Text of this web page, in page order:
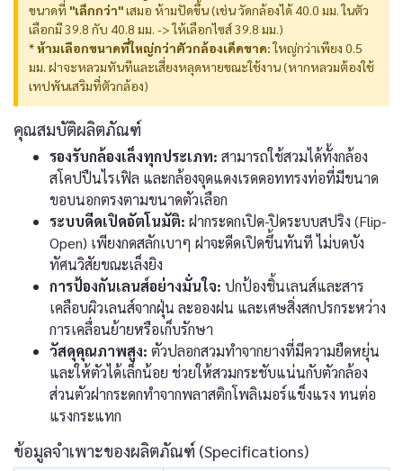
ขนาดที่ "เล็กกว่า"เสมอ ห้ามปัดขึ้น (เช่น วัดกล้องได้ 40.0 มม. ในตัว
เลือกมี 39.8 กับ 40.8 มม. -> ให้เลือกไซส์ 39.8 มม.)
*ห้ามเลือกขนาดที่ใหญ่กว่าตัวกล้องเด็ดขาด:ใหญ่กว่าเพียง 0.5
มม. ฝาจะหลวมทันทีและเสี่ยงหลุดหายขณะใช้งาน (หากหลวมต้องใช้
เทปพันเสริมที่ตัวกล้อง)
คุณสมบัติผลิตภัณฑ์
รองรับกล้องเล็งทุกประเภท: สามารถใช้สวมได้ทั้งกล้อง
สโคปปืนไรเฟิล และกล้องจุดแดงเรดดอททรงท่อที่มีขนาด
ขอบนอกตรงตามขนาดตัวเลือก
ระบบดีดเปิดอัตโนมัติ: ฝากระดกเปิด-ปิดระบบสปริง (Flip-
Open) เพียงกดสลักเบาๆ ฝาจะดีดเปิดขึ้นทันที ไม่บดบัง
ทัศนวิสัยขณะเล็งยิง
การป้องกันเลนส์อย่างมั่นใจ: ปกป้องชิ้นเลนส์และสาร
เคลือบผิวเลนส์จากฝุ่น ละอองฝน และเศษสิ่งสกปรกระหว่าง
การเคลื่อนย้ายหรือเก็บรักษา
วัสดุคุณภาพสูง: ตัวปลอกสวมทำจากยางที่มีความยืดหยุ่น
และให้ตัวได้เล็กน้อย ช่วยให้สวมกระชับแน่นกับตัวกล้อง
ส่วนตัวฝากระดกทำจากพลาสติกโพลิเมอร์แข็งแรง ทนต่อ
แรงกระแทก
ข้อมูลจำเพาะของผลิตภัณฑ์ (Specifications)